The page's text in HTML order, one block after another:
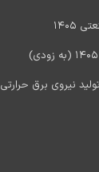
1405 (استخدام جدید)